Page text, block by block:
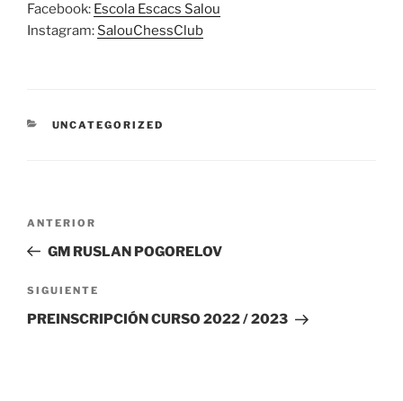
Facebook: Escola Escacs Salou
Instagram: SalouChessClub
CATEGORÍAS
UNCATEGORIZED
entradas
Entrada
anterior:
ANTERIOR
GM RUSLAN POGORELOV
Siguiente
entrada
SIGUIENTE
PREINSCRIPCIÓN CURSO 2022 / 2023